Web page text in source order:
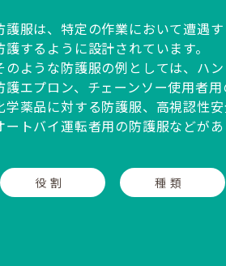
護服は、特定の作業において遭遇
護するように設計されています。
のような防護服の例としては、ハ
護エプロン、チェーンソー使用者用
学薬品に対する防護服、高視認性安
ートバイ運転者用の防護服などがあ
役 割 種 類